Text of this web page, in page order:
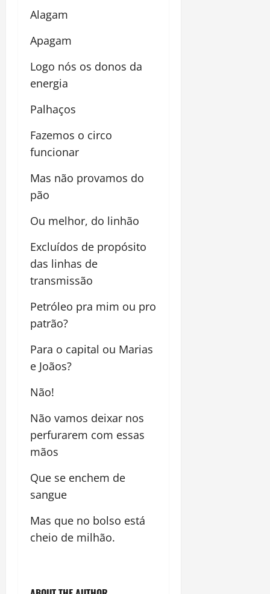
Alagam
Apagam
Logo nós os donos da
energia
Palhaços
Fazemos o circo
funcionar
Mas não provamos do
pão
Ou melhor, do linhão
Excluídos de propósito
das linhas de
transmissão
Petróleo pra mim ou pro
patrão?
Para o capital ou Marias
e Joãos?
Não!
Não vamos deixar nos
perfurarem com essas
mãos
Que se enchem de
sangue
Mas que no bolso está
cheio de milhão.